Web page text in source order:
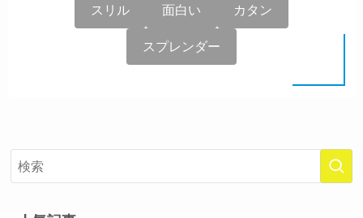
スリル 面白い カタン
スプレンダー